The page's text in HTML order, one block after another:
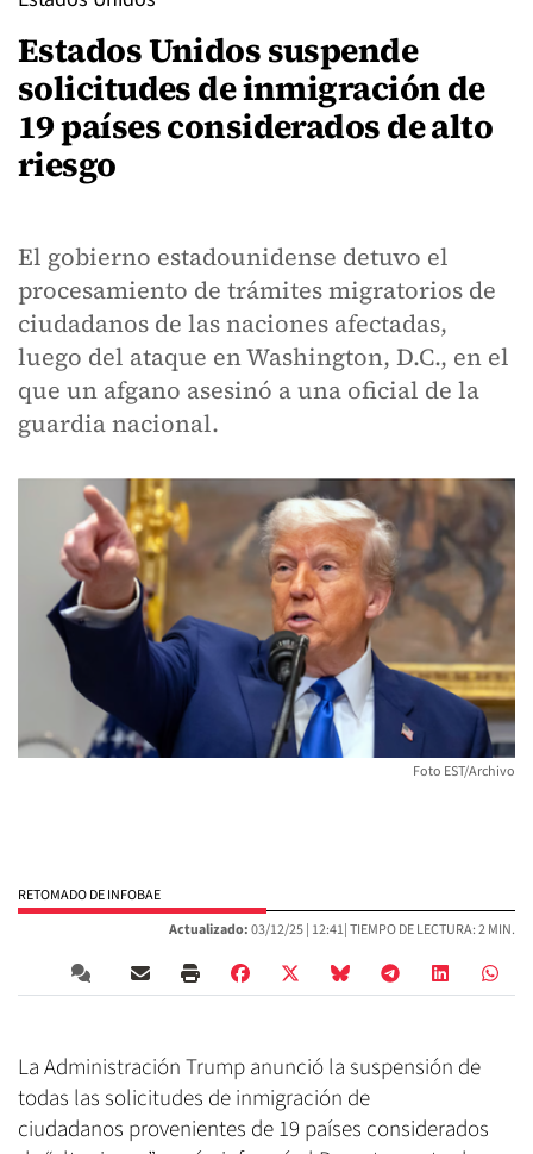
Estados Unidos suspende
solicitudes de inmigración de
19 países considerados de alto
riesgo
El gobierno estadounidense detuvo el
procesamiento de trámites migratorios de
ciudadanos de las naciones afectadas,
luego del ataque en Washington, D.C., en el
que un afgano asesinó a una oficial de la
guardia nacional.
Foto EST/Archivo
RETOMADO DE INFOBAE
Actualizado:03/12/25 | 12:41| TIEMPO DE LECTURA: 2 MIN.
La Administración Trump anunció la suspensión de
todas las solicitudes de inmigración de
ciudadanos provenientes de 19 países considerados